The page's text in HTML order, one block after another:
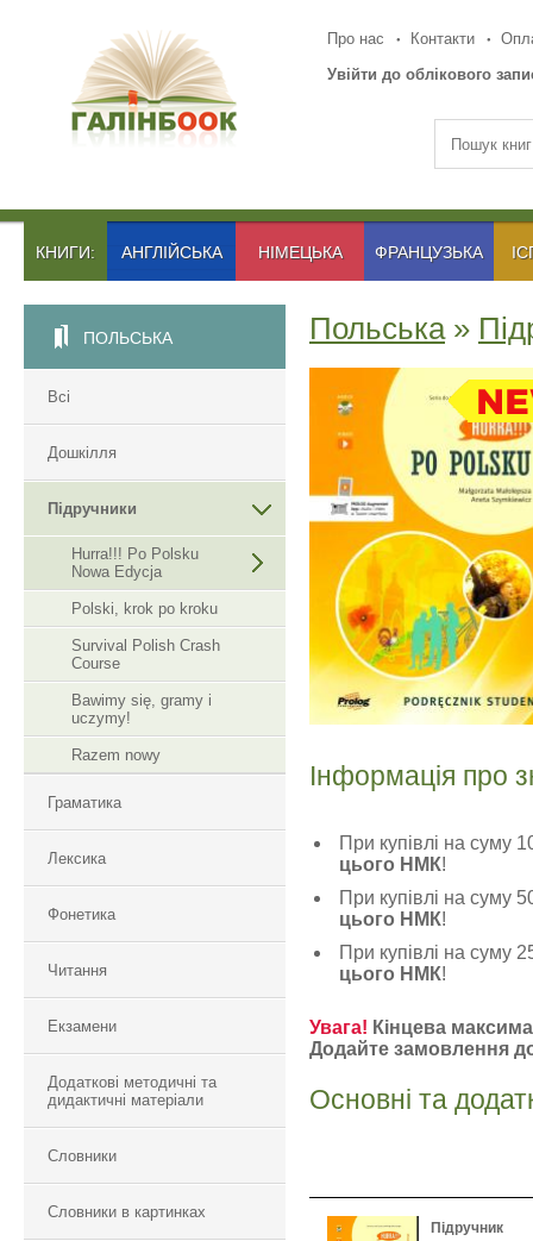
Про нас Контакти
Увійти до облікового
КНИГИ: АНГЛІЙСЬКА НІМЕЦЬКА ФРАНЦУЗЬКА
ПОЛЬСЬКА
Всі
Дошкілля
Підручники
Hurra!!! Po Polsku
Nowa Edycja
Polski, krok po kroku
Survival Polish Crash
Course
Bawimy się, gramy i
uczymy!
Razem nowy
Граматика
Лексика
Фонетика
Читання
Екзамени
Додаткові методичні та
дидактичні матеріали
Словники
Словники в картинках
Польська»
Інформація про
При купівлі на суму
цього НМК!
При купівлі на суму
цього НМК!
При купівлі на суму
цього НМК!
Увага! Кінцева
Додайте замовлення
Основні та
Підручник